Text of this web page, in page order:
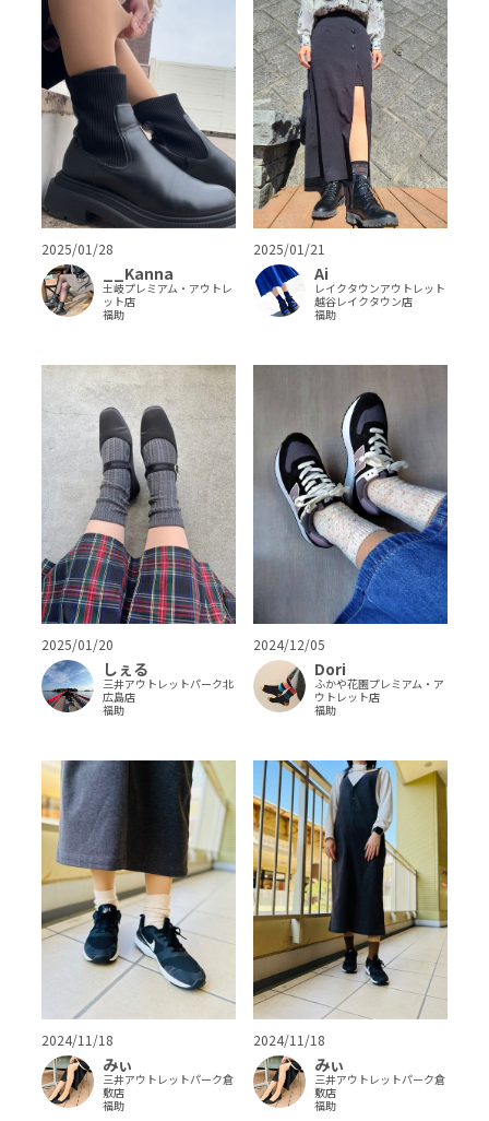
2025/01/28
__Kanna
土岐プレミアム・アウトレ
ット店
福助
2025/01/21
Ai
レイクタウンアウトレット
越谷レイクタウン店
福助
2025/01/20
しぇる
三井アウトレットパーク北
広島店
福助
2024/12/05
Dori
ふかや花園プレミアム・ア
ウトレット店
福助
2024/11/18
みぃ
三井アウトレットパーク倉
敷店
福助
2024/11/18
みぃ
三井アウトレットパーク倉
敷店
福助